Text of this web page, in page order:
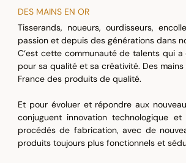
DES MAINS EN OR
Tisserands, noueurs, ourdisseurs,
passion et depuis des générations dans
C‘est cette communauté de talents qui
pour sa qualité et sa créativité. Des
France des produits de qualité.
Et pour évoluer et répondre aux
conjuguent innovation technologique
procédés de fabrication, avec de
produits toujours plus fonctionnels et